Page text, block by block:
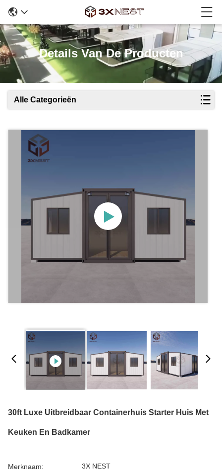
Details Van De Producten
Alle Categorieën
30ft Luxe Uitbreidbaar Containerhuis Starter Huis Met
Keuken En Badkamer
Merknaam: 3X NEST